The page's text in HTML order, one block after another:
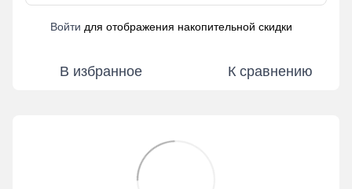
Войти для отображения накопительной скидки
В избранное К сравнению